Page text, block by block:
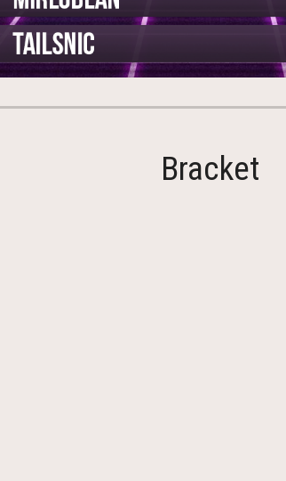
Bracket